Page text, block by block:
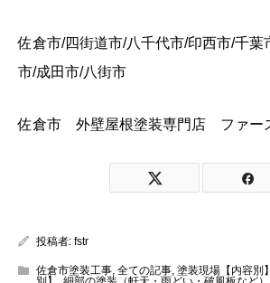
佐倉市/四街道市/八千代市/印西市/千葉
市/成田市/八街市
佐倉市 外壁屋根塗装専門店 ファー
投稿者: fstr
佐倉市塗装工事, 全ての記事, 塗装現場【内容別】